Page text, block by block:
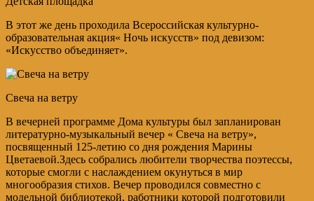
В этот же день проходила Всероссийская культурно-
образовательная акция« Ночь искусств» под девизом:
«Искусство объединяет».
Свеча на ветру
В вечерней программе Дома культуры был запланирован
литературно-музыкальный вечер « Свеча на ветру»,
посвященный 125-летию со дня рождения Марины
Цветаевой.Здесь собрались любители творчества поэтессы,
которые смогли с наслаждением окунуться в мир
многообразия стихов. Вечер проводился совместно с
модельной библиотекой, работники которой подготовили